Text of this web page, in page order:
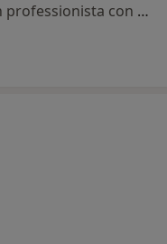
Questo centro non ha nessun professionista con date disponibili